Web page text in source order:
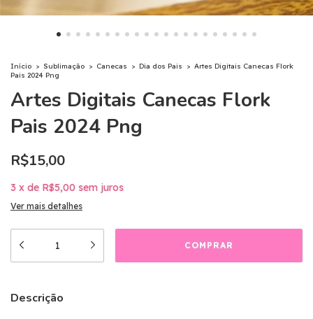
Início > Sublimação > Canecas > Dia dos Pais > Artes Digitais Canecas Flork
Pais 2024 Png
Artes Digitais Canecas Flork
Pais 2024 Png
R$15,00
3 x de R$5,00 sem juros
Ver mais detalhes
Descrição